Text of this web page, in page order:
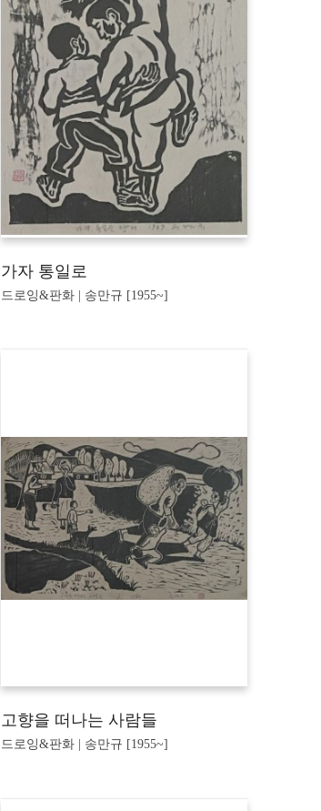
가자 통일로
드로잉&판화 | 송만규 [1955~]
고향을 떠나는 사람들
드로잉&판화 | 송만규 [1955~]